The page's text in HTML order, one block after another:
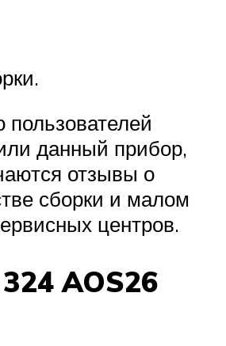
данный прибор,
отзывы о
сборки и малом
центров.
AOS26